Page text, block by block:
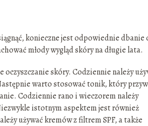
konieczne jest odpowiednie dbanie
młody wygląd skóry na długie lata.
skóry. Codziennie należy
warto stosować tonik, który
Codziennie rano i wieczorem należy
istotnym aspektem jest również
używać kremów z filtrem SPF, a także